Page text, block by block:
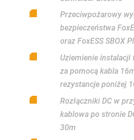
Przeciwpożarowy
bezpieczeństwa
oraz FoxESS SBOX
Uziemienie
za pomocą kabla
rezystancje poniżej
Rozłączniki DC w
kablowa po stronie
30m